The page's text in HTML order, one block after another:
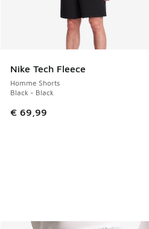
Nike Tech Fleece
Homme Shorts
Black - Black
€ 69,99